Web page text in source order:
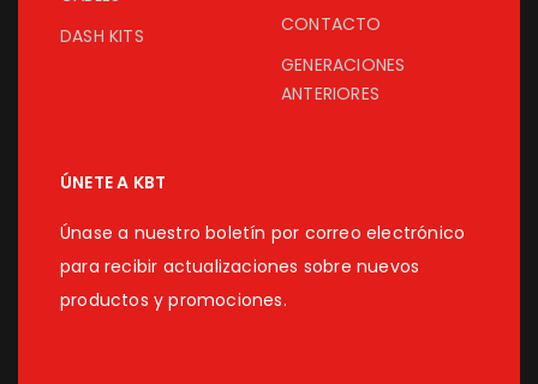
DASH KITS
CONTACTO
GENERACIONES
ANTERIORES
ÚNETE A KBT
Únase a nuestro boletín por correo electrónico
para recibir actualizaciones sobre nuevos
productos y promociones.